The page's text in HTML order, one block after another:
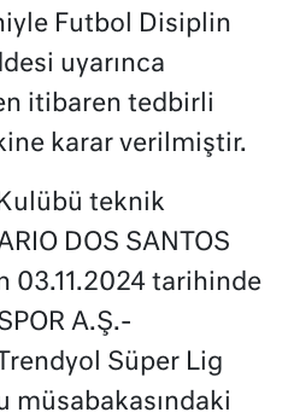
Futbol Disiplin
uyarınca
itibaren tedbirli
karar verilmiştir.
teknik
DOS SANTOS
03.11.2024 tarihinde
A.Ş.-
Süper Lig
müsabakasındaki